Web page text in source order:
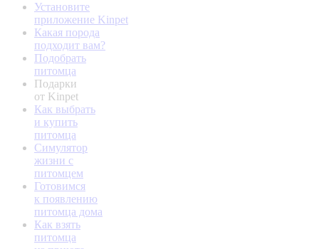
Установите
приложение Kinpet
Какая порода
подходит вам?
Подобрать
питомца
Подарки
от Kinpet
Как выбрать
и купить
питомца
Симулятор
жизни с
питомцем
Готовимся
к появлению
питомца дома
Как взять
питомца